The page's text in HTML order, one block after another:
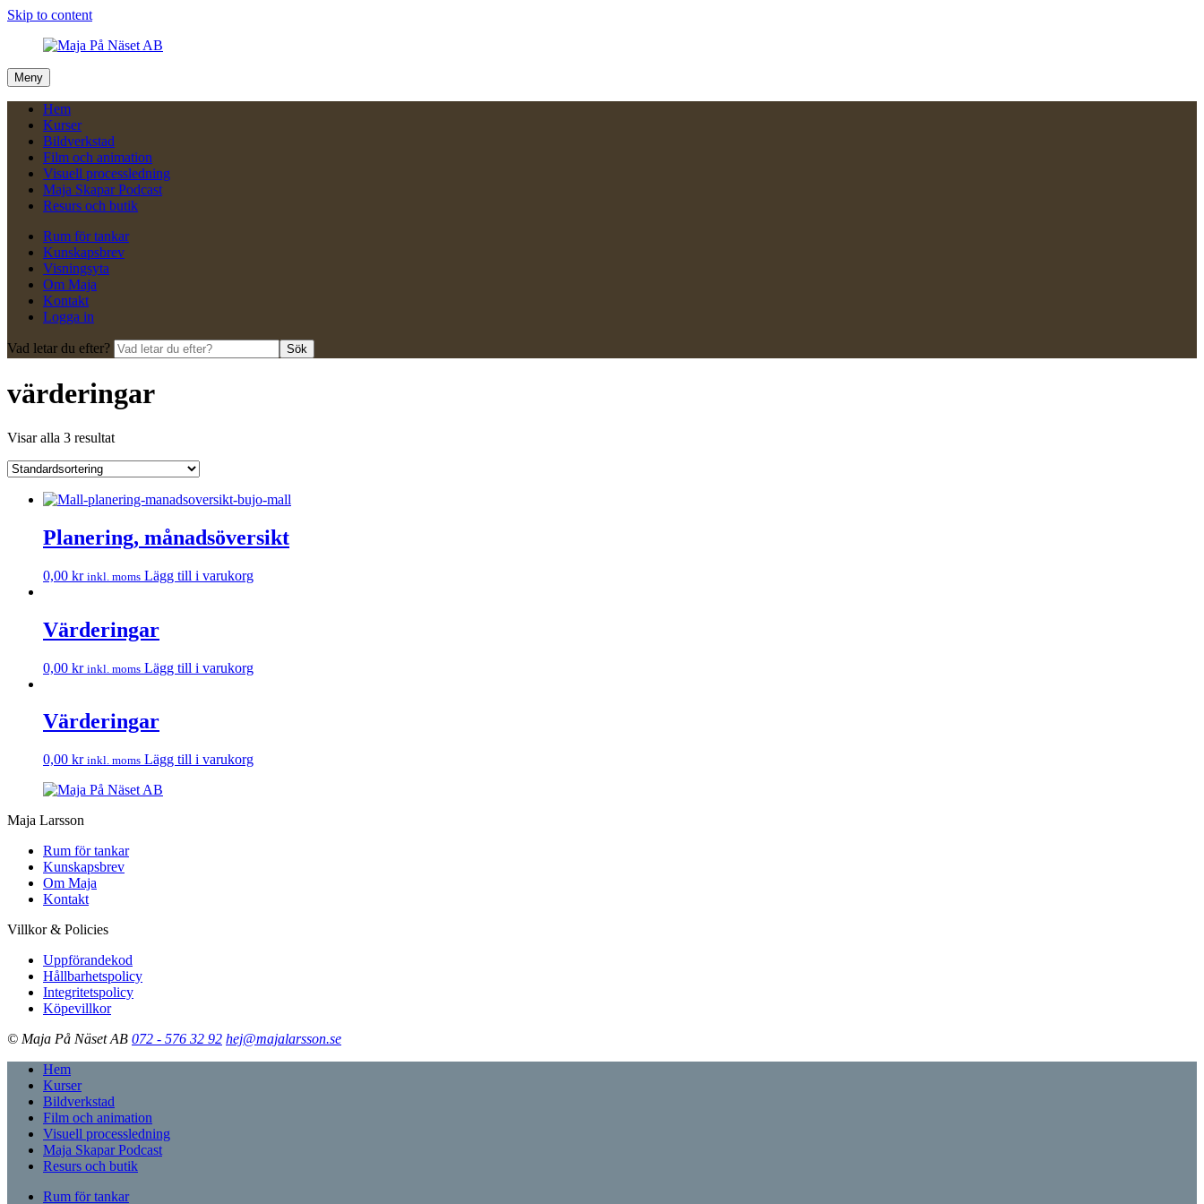
Skip to content
Meny
Hem
Kurser
Bildverkstad
Film och animation
Visuell processledning
Maja Skapar Podcast
Resurs och butik
Rum för tankar
Kunskapsbrev
Visningsyta
Om Maja
Kontakt
Logga in
Vad letar du efter? Sök
värderingar
Visar alla 3 resultat
Planering, månadsöversikt
0,00 kr inkl. moms Lägg till i varukorg
Värderingar
0,00 kr inkl. moms Lägg till i varukorg
Värderingar
0,00 kr inkl. moms Lägg till i varukorg
Maja Larsson
Rum för tankar
Kunskapsbrev
Om Maja
Kontakt
Villkor & Policies
Uppförandekod
Hållbarhetspolicy
Integritetspolicy
Köpevillkor
© Maja På Näset AB 072 - 576 32 92 hej@majalarsson.se
Hem
Kurser
Bildverkstad
Film och animation
Visuell processledning
Maja Skapar Podcast
Resurs och butik
Rum för tankar